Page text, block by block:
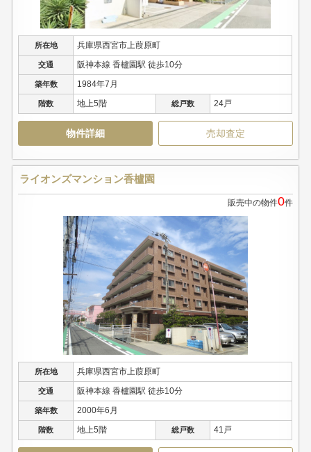
所在地 兵庫県西宮市上葭原町
交通 阪神本線 香櫨園駅 徒歩10分
築年数 1984年7月
階数 地上5階 総戸数 24戸
物件詳細 売却査定
ライオンズマンション香櫨園
販売中の物件0件
所在地 兵庫県西宮市上葭原町
交通 阪神本線 香櫨園駅 徒歩10分
築年数 2000年6月
階数 地上5階 総戸数 41戸